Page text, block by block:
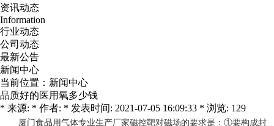
资讯动态
Information
行业动态
公司动态
最新公告
新闻中心
当前位置： 新闻中心
品质好的医用氧多少钱
* 来源: * 作者: * 发表时间: 2021-07-05 16:09:33 * 浏览: 129
厦门食品用气体专业生产厂家磁控靶对磁场的要求是：①要构成封